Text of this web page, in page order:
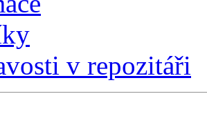
v repozitáři